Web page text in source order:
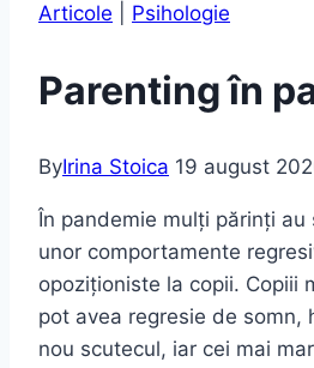
Articole Psihologie
Parenting în
ByIrina Stoica 19 august
În pandemie mulți părinți au
unor comportamente
opoziționiste la copii. Copiii
pot avea regresie de somn,
nou scutecul, iar cei mai